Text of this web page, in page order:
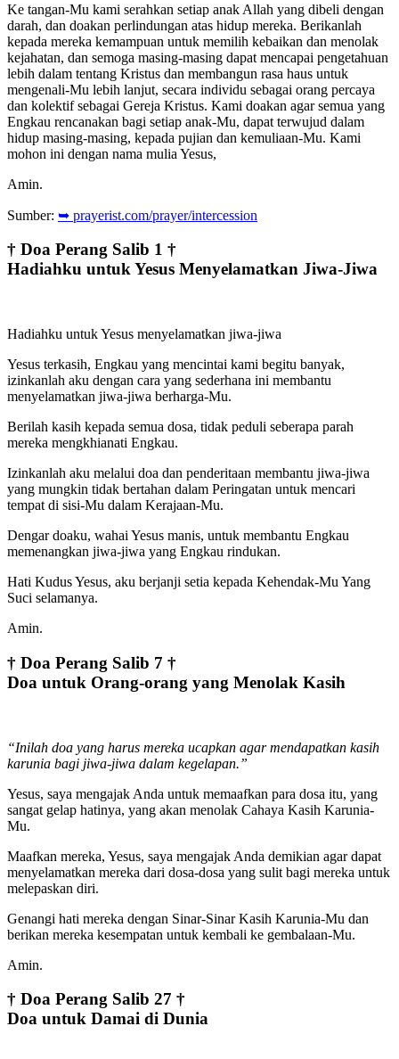
Ke tangan-Mu kami serahkan setiap anak Allah yang dibeli dengan
darah, dan doakan perlindungan atas hidup mereka. Berikanlah
kepada mereka kemampuan untuk memilih kebaikan dan menolak
kejahatan, dan semoga masing-masing dapat mencapai pengetahuan
lebih dalam tentang Kristus dan membangun rasa haus untuk
mengenali-Mu lebih lanjut, secara individu sebagai orang percaya
dan kolektif sebagai Gereja Kristus. Kami doakan agar semua yang
Engkau rencanakan bagi setiap anak-Mu, dapat terwujud dalam
hidup masing-masing, kepada pujian dan kemuliaan-Mu. Kami
mohon ini dengan nama mulia Yesus,
Amin.
Sumber: ➥ prayerist.com/prayer/intercession
† Doa Perang Salib 1 †
Hadiahku untuk Yesus Menyelamatkan Jiwa-Jiwa
Hadiahku untuk Yesus menyelamatkan jiwa-jiwa
Yesus terkasih, Engkau yang mencintai kami begitu banyak,
izinkanlah aku dengan cara yang sederhana ini membantu
menyelamatkan jiwa-jiwa berharga-Mu.
Berilah kasih kepada semua dosa, tidak peduli seberapa parah
mereka mengkhianati Engkau.
Izinkanlah aku melalui doa dan penderitaan membantu jiwa-jiwa
yang mungkin tidak bertahan dalam Peringatan untuk mencari
tempat di sisi-Mu dalam Kerajaan-Mu.
Dengar doaku, wahai Yesus manis, untuk membantu Engkau
memenangkan jiwa-jiwa yang Engkau rindukan.
Hati Kudus Yesus, aku berjanji setia kepada Kehendak-Mu Yang
Suci selamanya.
Amin.
† Doa Perang Salib 7 †
Doa untuk Orang-orang yang Menolak Kasih
“Inilah doa yang harus mereka ucapkan agar mendapatkan kasih
karunia bagi jiwa-jiwa dalam kegelapan.”
Yesus, saya mengajak Anda untuk memaafkan para dosa itu, yang
sangat gelap hatinya, yang akan menolak Cahaya Kasih Karunia-
Mu.
Maafkan mereka, Yesus, saya mengajak Anda demikian agar dapat
menyelamatkan mereka dari dosa-dosa yang sulit bagi mereka untuk
melepaskan diri.
Genangi hati mereka dengan Sinar-Sinar Kasih Karunia-Mu dan
berikan mereka kesempatan untuk kembali ke gembalaan-Mu.
Amin.
† Doa Perang Salib 27 †
Doa untuk Damai di Dunia